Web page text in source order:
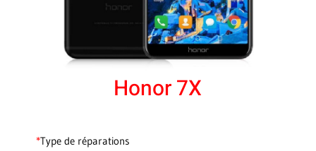
Honor 7X
*Type de réparations